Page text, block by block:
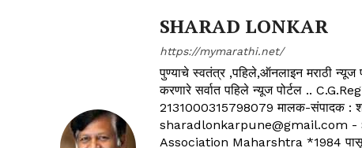
SHARAD LONKAR
https://mymarathi.net/
पुण्याचे स्वतंत्र ,पहिले,ऑनलाइन मराठी
करणारे सर्वात पहिले न्यूज पोर्टल ..
2131000315798079 मालक-संपादक
sharadlonkarpune@gmail.com
Association Maharshtra *1984 पासून